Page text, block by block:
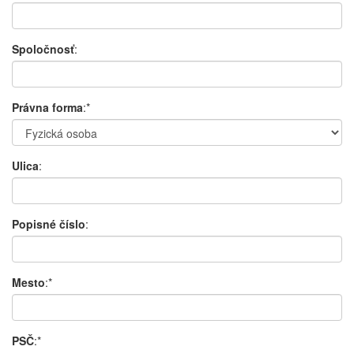
Spoločnosť:
Právna forma:*
Ulica:
Popisné číslo:
Mesto:*
PSČ:*